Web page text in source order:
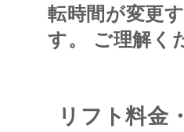
転時間が変更
す。 ご理解く
リフト料金